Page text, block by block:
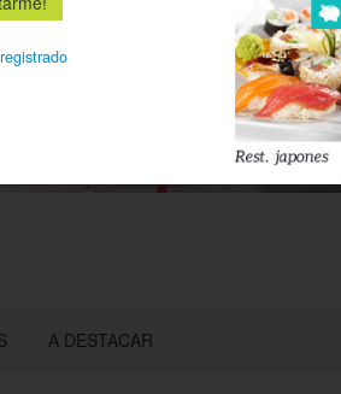
A DESTACAR